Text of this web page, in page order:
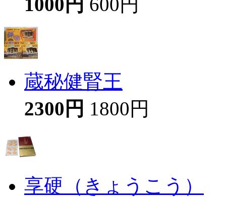
蔵秘健腎王
2300円 1800円
享硬（きょうこう）